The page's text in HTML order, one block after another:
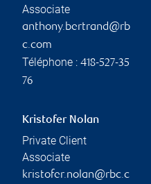
Associate
anthony.bertrand@rb
c.com
Téléphone : 418-527-35
76
Kristofer Nolan
Private Client
Associate
kristofer.nolan@rbc.c